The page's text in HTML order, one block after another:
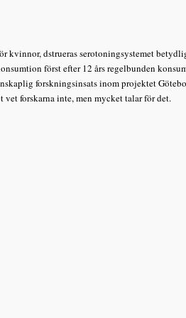
dstrueras serotoningsystemet
först efter 12 års regelbunden
forskningsinsats inom projektet
forskarna inte, men mycket talar för det.